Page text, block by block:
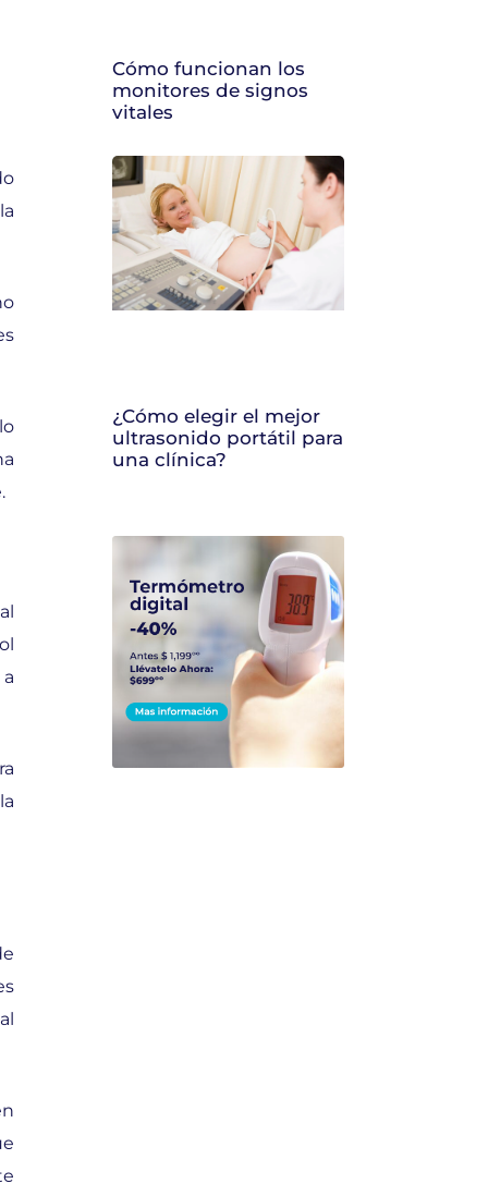
Cómo funcionan los
monitores de signos
vitales
¿Cómo elegir el mejor
ultrasonido portátil para
una clínica?